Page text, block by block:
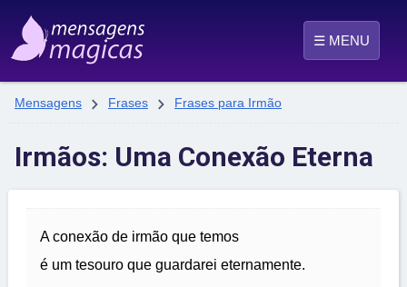
☰ MENU
Mensagens  Frases  Frases para Irmão
Irmãos: Uma Conexão Eterna
A conexão de irmão que temos
é um tesouro que guardarei eternamente.